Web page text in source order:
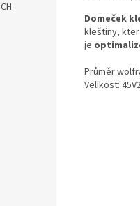
Domeček
kleštiny,
je
Průměr
Velikost: